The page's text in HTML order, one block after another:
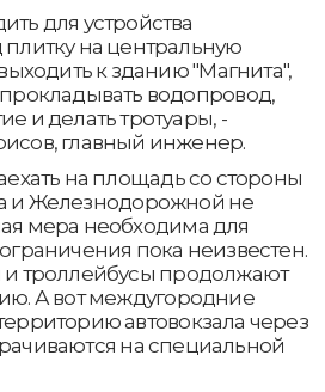
для устройства
на центральную
к зданию "Магнита",
водопровод,
и делать тротуары, -
главный инженер.
на площадь со стороны
и Железнодорожной не
мера необходима для
пока неизвестен.
и троллейбусы продолжают
А вот междугородние
автовокзала через
на специальной